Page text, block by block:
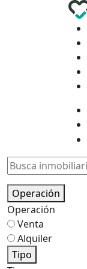
Operación
Operación
Venta
Alquiler
Tipo